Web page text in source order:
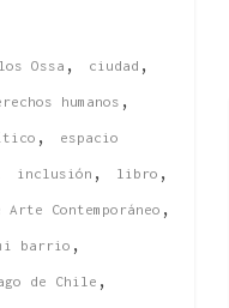
Ossa , ciudad ,
humanos ,
, espacio
inclusión , libro ,
Arte Contemporáneo ,
barrio ,
de Chile ,